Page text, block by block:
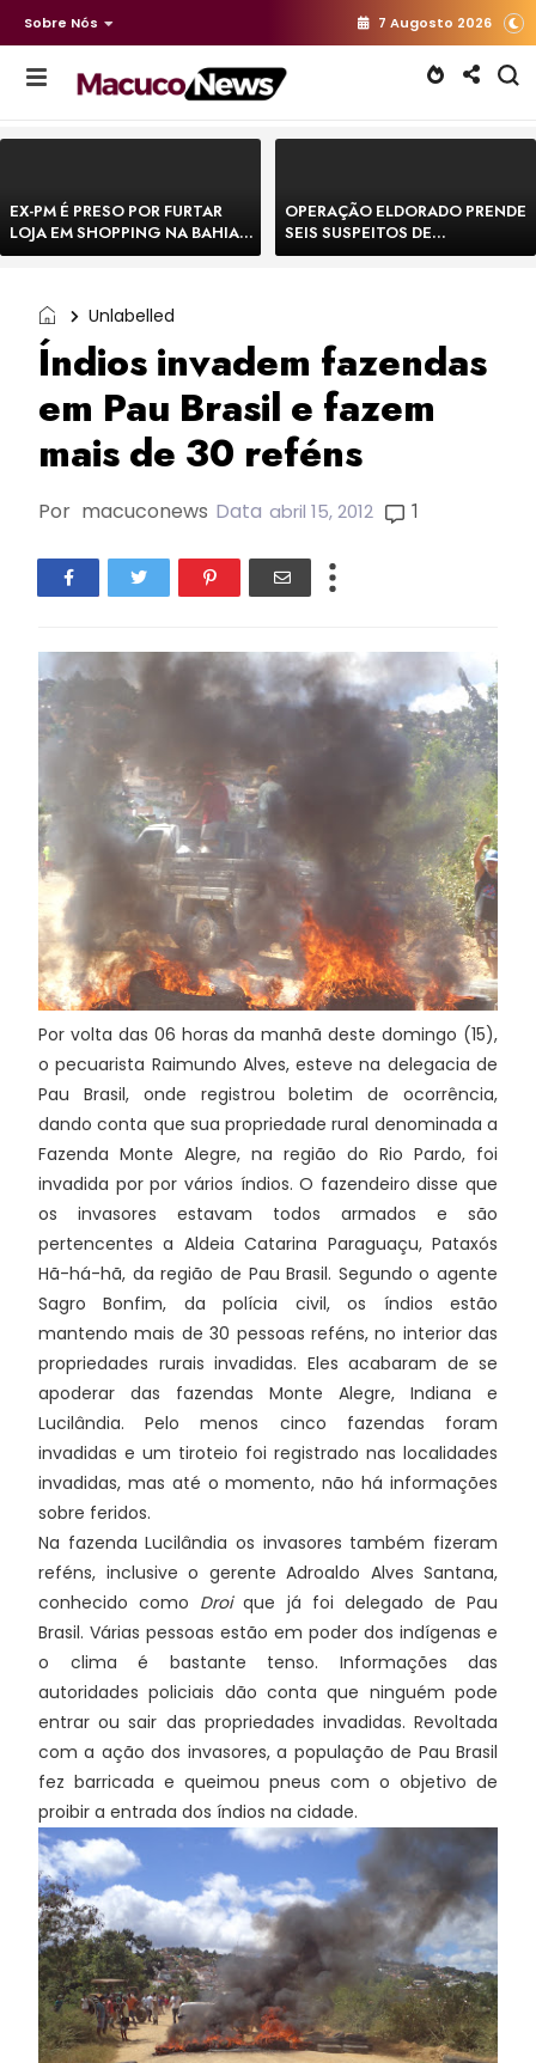
Sobre Nós 7 Augosto 2026
EX-PM É PRESO POR FURTAR
LOJA EM SHOPPING NA BAHIA E
ESCAPA CORRENDO DE
OPERAÇÃO ELDORADO PRENDE
SEIS SUSPEITOS DE
MOVIMENTAR R$ 25 MILHÕES
Unlabelled
Índios invadem fazendas
em Pau Brasil e fazem
mais de 30 reféns
Por macuconews Data abril 15, 2012 1
Por volta das 06 horas da manhã deste domingo (15),
o pecuarista Raimundo Alves, esteve na delegacia de
Pau Brasil, onde registrou boletim de ocorrência,
dando conta que sua propriedade rural denominada a
Fazenda Monte Alegre, na região do Rio Pardo, foi
invadida por por vários índios. O fazendeiro disse que
os invasores estavam todos armados e são
pertencentes a Aldeia Catarina Paraguaçu, Pataxós
Hã-há-hã, da região de Pau Brasil. Segundo o agente
Sagro Bonfim, da polícia civil, os índios estão
mantendo mais de 30 pessoas reféns, no interior das
propriedades rurais invadidas. Eles acabaram de se
apoderar das fazendas Monte Alegre, Indiana e
Lucilândia. Pelo menos cinco fazendas foram
invadidas e um tiroteio foi registrado nas localidades
invadidas, mas até o momento, não há informações
sobre feridos.
Na fazenda Lucilândia os invasores também fizeram
reféns, inclusive o gerente Adroaldo Alves Santana,
conhecido como Droique já foi delegado de Pau
Brasil. Várias pessoas estão em poder dos indígenas e
o clima é bastante tenso. Informações das
autoridades policiais dão conta que ninguém pode
entrar ou sair das propriedades invadidas. Revoltada
com a ação dos invasores, a população de Pau Brasil
fez barricada e queimou pneus com o objetivo de
proibir a entrada dos índios na cidade.